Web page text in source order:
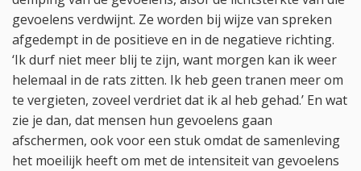
gevoelens verdwijnt. Ze worden bij wijze van spreken
afgedempt in de positieve en in de negatieve richting.
‘Ik durf niet meer blij te zijn, want morgen kan ik weer
helemaal in de rats zitten. Ik heb geen tranen meer om
te vergieten, zoveel verdriet dat ik al heb gehad.’ En wat
zie je dan, dat mensen hun gevoelens gaan
afschermen, ook voor een stuk omdat de samenleving
het moeilijk heeft om met de intensiteit van gevoelens